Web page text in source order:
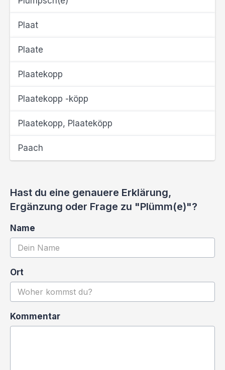
Plaat
Plaate
Plaatekopp
Plaatekopp -köpp
Plaatekopp, Plaateköpp
Paach
Hast du eine genauere Erklärung,
Ergänzung oder Frage zu "Plümm(e)"?
Name
Ort
Kommentar